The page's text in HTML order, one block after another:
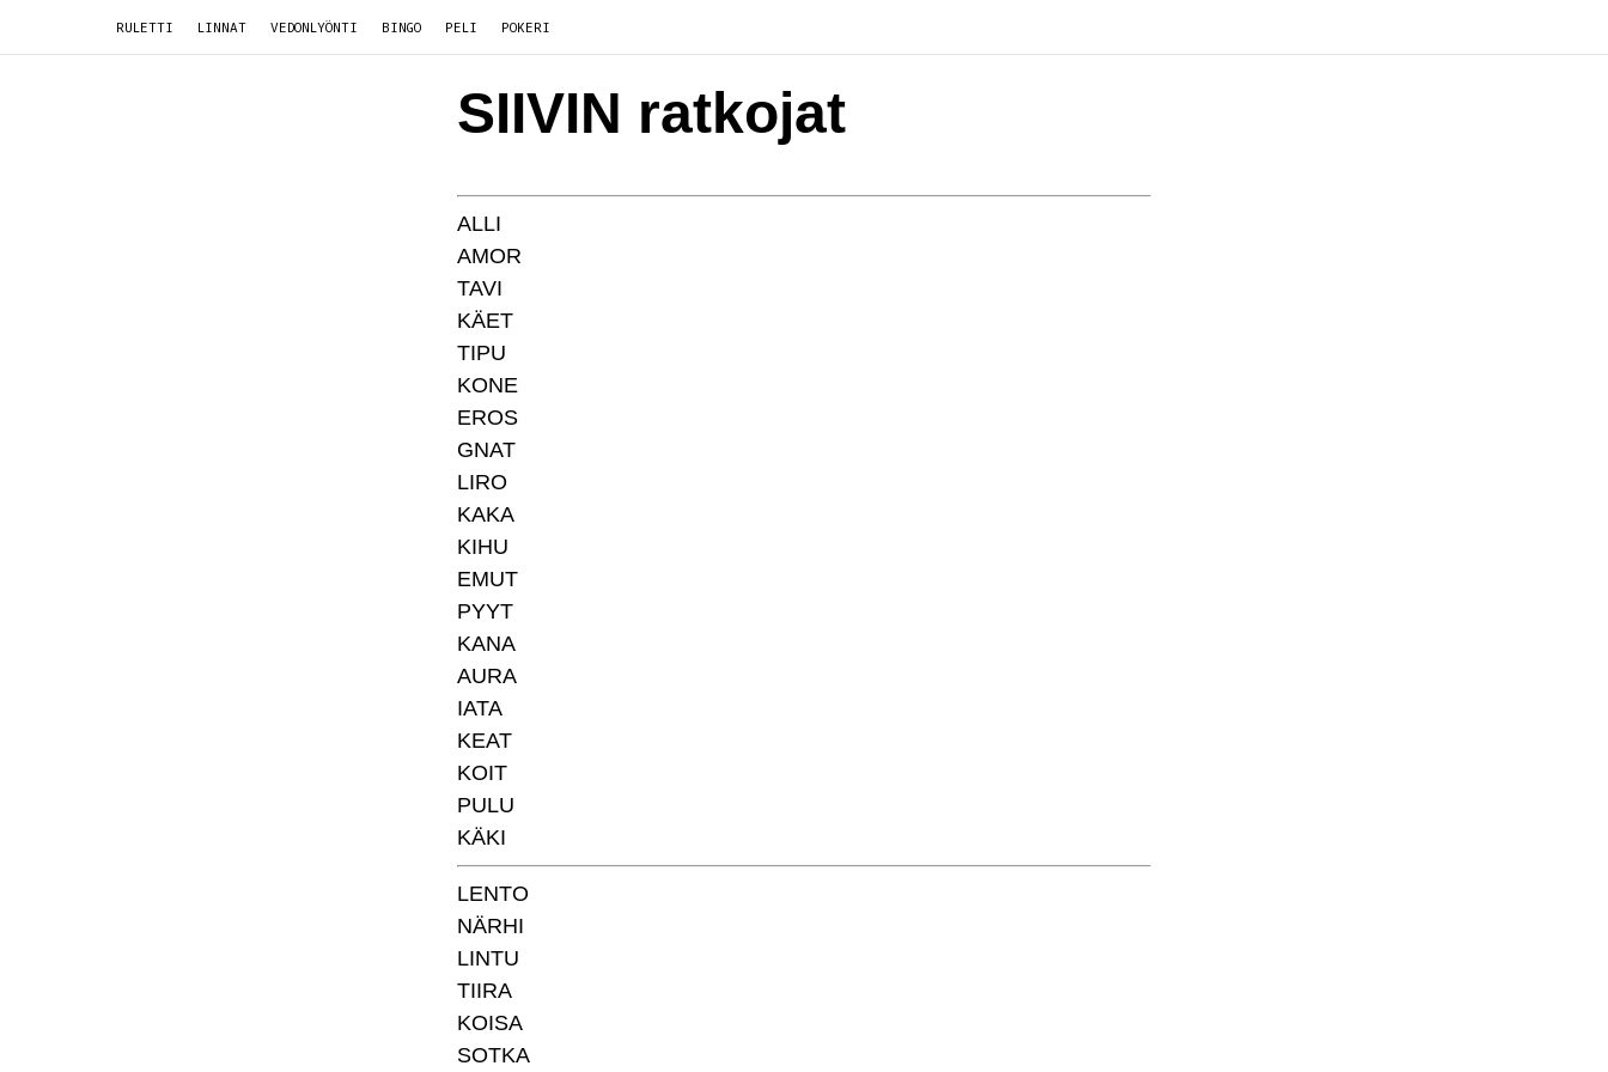
RULETTI LINNAT VEDONLYÖNTI BINGO PELI POKERI
SIIVIN ratkojat
ALLI
AMOR
TAVI
KÄET
TIPU
KONE
EROS
GNAT
LIRO
KAKA
KIHU
EMUT
PYYT
KANA
AURA
IATA
KEAT
KOIT
PULU
KÄKI
LENTO
NÄRHI
LINTU
TIIRA
KOISA
SOTKA